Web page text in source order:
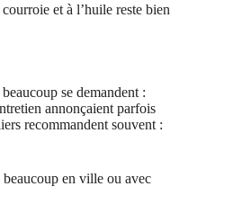
et à l’huile reste bien
beaucoup se demandent :
annonçaient parfois
recommandent souvent :
en ville ou avec